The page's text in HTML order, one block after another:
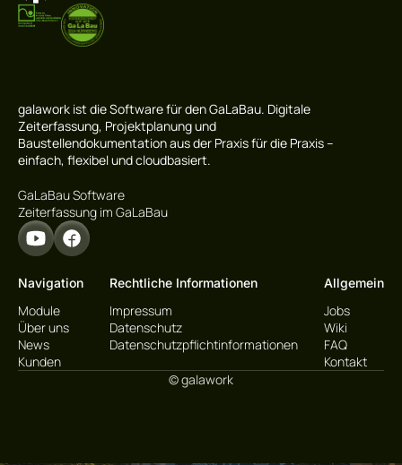
galawork ist die Software für den GaLaBau. Digitale
Zeiterfassung, Projektplanung und
Baustellendokumentation aus der Praxis für die Praxis –
einfach, flexibel und cloudbasiert.
GaLaBau Software
Zeiterfassung im GaLaBau
Navigation
Module
Über uns
News
Kunden
Allgemein
Jobs
Wiki
FAQ
Kontakt
Rechtliche Informationen
Impressum
Datenschutz
Datenschutzpflichtinformationen
© galawork